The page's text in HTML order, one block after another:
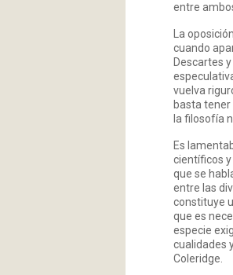
entre
La
cuando
Descartes
vuelva
basta
la filosofía
Es
científicos
que se
entre las
constituye
que es
especie
cualidades
Coleridge.